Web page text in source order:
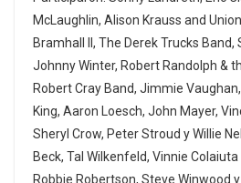
McLaughlin, Alison Krauss and
Bramhall II, The Derek Trucks Band,
Johnny Winter, Robert Randolph &
Robert Cray Band, Jimmie
King, Aaron Loesch, John Mayer,
Sheryl Crow, Peter Stroud y Willie
Beck, Tal Wilkenfeld, Vinnie
Robbie Robertson, Steve Winwood